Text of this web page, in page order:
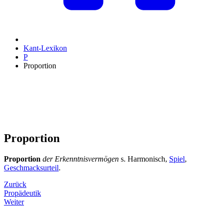
Kant-Lexikon
P
Proportion
Proportion
Proportion der Erkenntnisvermögen s. Harmonisch, Spiel,
Geschmacksurteil.
Zurück
Propädeutik
Weiter